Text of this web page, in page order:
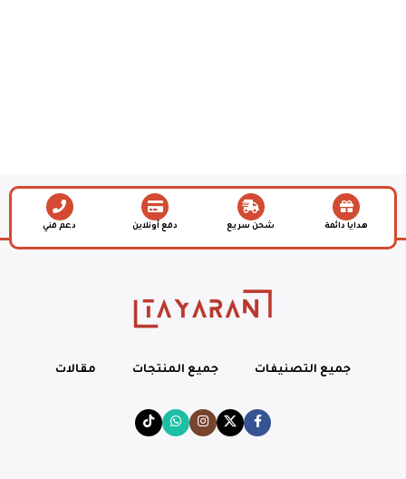
هدايا دائمة شحن سريع دفع أونلاين دعم فني
جميع التصنيفات جميع المنتجات مقالات